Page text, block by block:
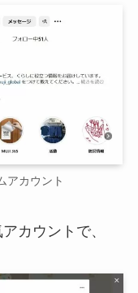
アカウント
カウントで、